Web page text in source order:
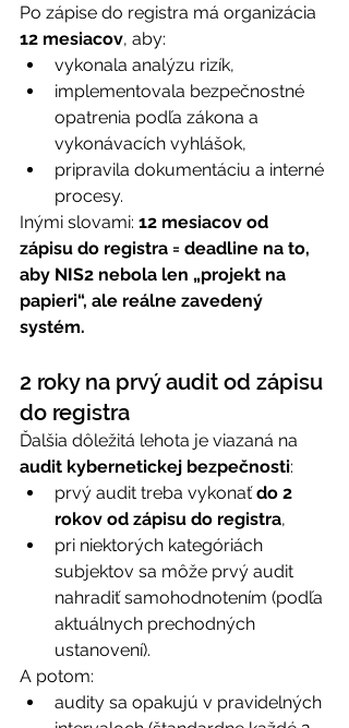
Po zápise do registra má organizácia
12 mesiacov, aby:
vykonala analýzu rizík,
implementovala bezpečnostné
opatrenia podľa zákona a
vykonávacích vyhlášok,
pripravila dokumentáciu a interné
procesy.
Inými slovami: 12 mesiacov od
zápisu do registra = deadline na to,
aby NIS2 nebola len „projekt na
papieri“, ale reálne zavedený
systém.
2 roky na prvý audit od zápisu
do registra
Ďalšia dôležitá lehota je viazaná na
audit kybernetickej bezpečnosti:
prvý audit treba vykonať do 2
rokov od zápisu do registra,
pri niektorých kategóriách
subjektov sa môže prvý audit
nahradiť samohodnotením (podľa
aktuálnych prechodných
ustanovení).
A potom:
audity sa opakujú v pravidelných